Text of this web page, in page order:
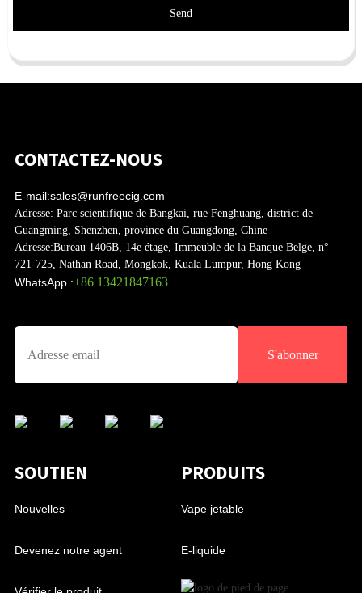
Send
CONTACTEZ-NOUS
E-mail:sales@runfreecig.com
Adresse: Parc scientifique de Bangkai, rue Fenghuang, district de
Guangming, Shenzhen, province du Guangdong, Chine
Adresse:Bureau 1406B, 14e étage, Immeuble de la Banque Belge, n°
721-725, Nathan Road, Mongkok, Kuala Lumpur, Hong Kong
WhatsApp :+86 13421847163
S'abonner
SOUTIEN
Nouvelles
Devenez notre agent
PRODUITS
Vape jetable
E-liquide